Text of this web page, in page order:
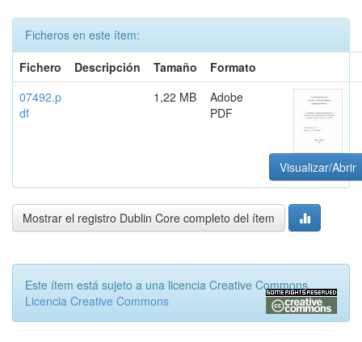
Ficheros en este ítem:
Fichero
Descripción Tamaño
Formato
07492.p
df
1,22 MB
Adobe
PDF
Visualizar/Abrir
Mostrar el registro Dublin Core completo del ítem
Este ítem está sujeto a una licencia Creative Commons
Licencia Creative Commons